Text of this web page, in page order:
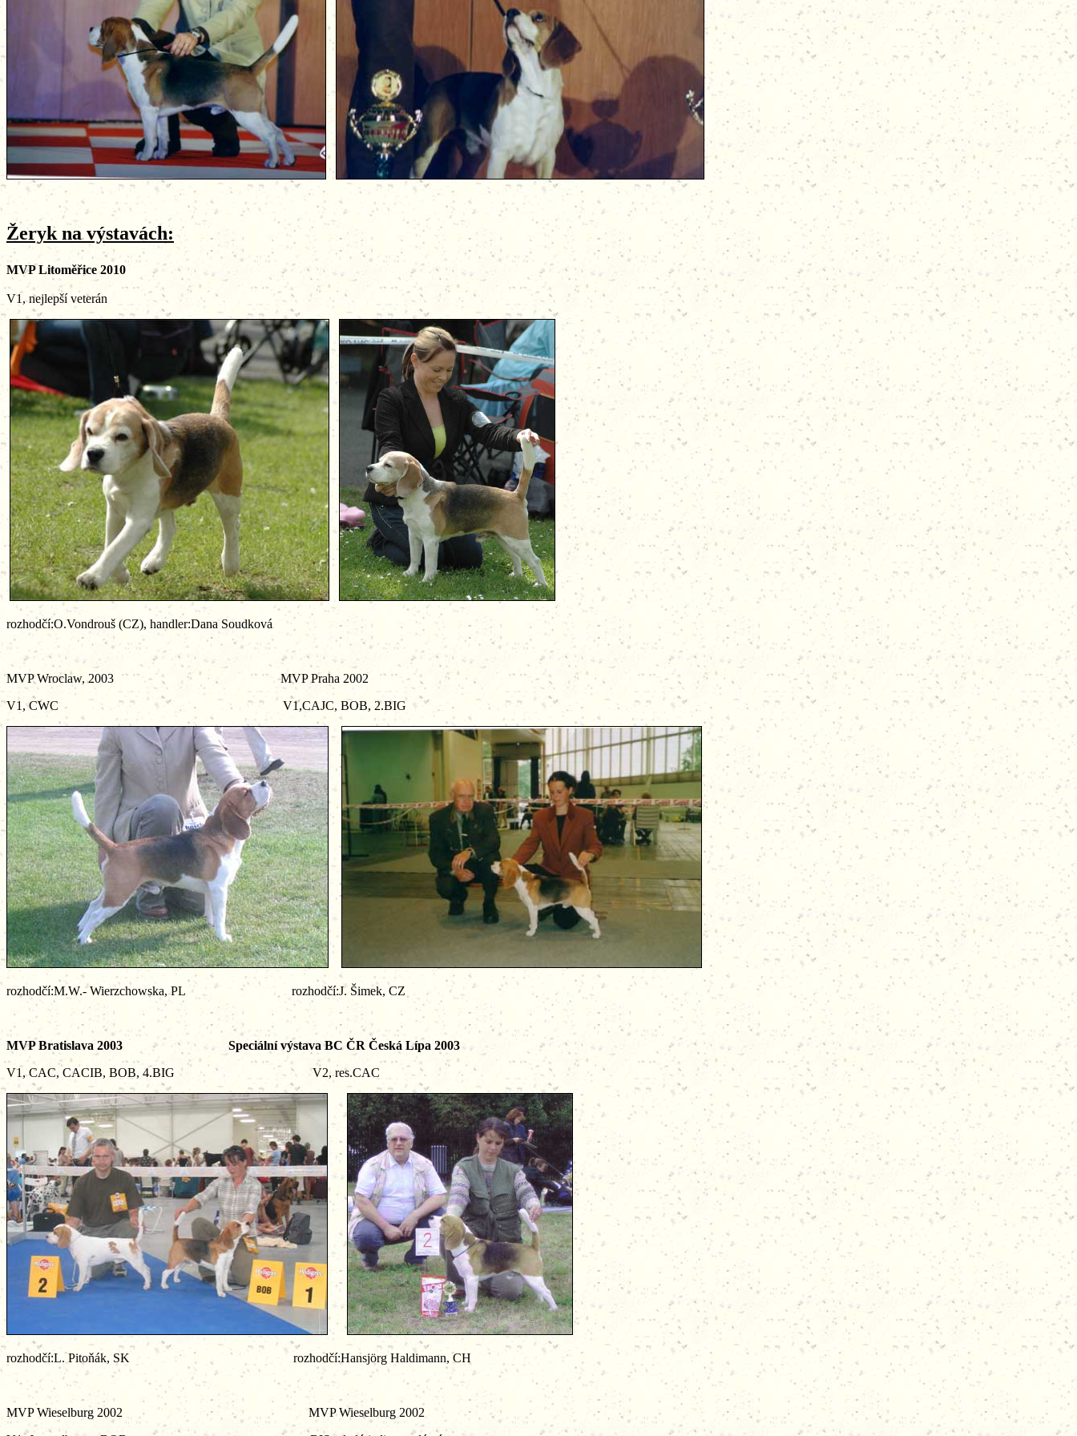
Žeryk na výstavách:
MVP Litoměřice 2010
V1, nejlepší veterán
rozhodčí:O.Vondrouš (CZ), handler:Dana Soudková
MVP Wroclaw, 2003 MVP Praha 2002
V1, CWC V1,CAJC, BOB, 2.BIG
rozhodčí:M.W.- Wierzchowska, PL rozhodčí:J. Šimek, CZ
MVP Bratislava 2003 Speciální výstava BC ČR Česká Lípa 2003
V1, CAC, CACIB, BOB, 4.BIG V2, res.CAC
rozhodčí:L. Pitoňák, SK rozhodčí:Hansjörg Haldimann, CH
MVP Wieselburg 2002 MVP Wieselburg 2002